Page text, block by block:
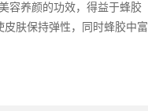
容养颜的功效，得益于蜂胶
肤保持弹性，同时蜂胶中富